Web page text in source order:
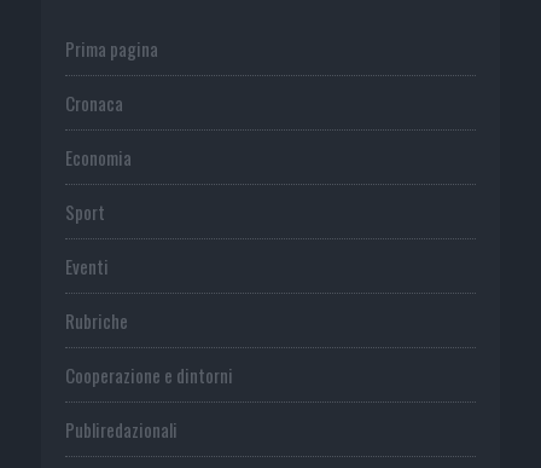
Prima pagina
Cronaca
Economia
Sport
Eventi
Rubriche
Cooperazione e dintorni
Publiredazionali